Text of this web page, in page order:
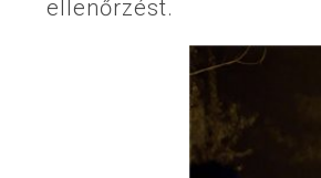
ellenőrzést.